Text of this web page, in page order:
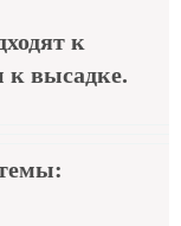
к
к высадке.
: